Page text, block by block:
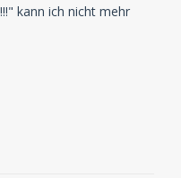
kann ich nicht mehr